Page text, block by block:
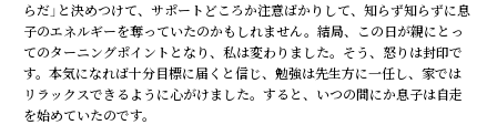
らだ」と決めつけて、サポートどころか注意ばかりして、知らず知らずに息
子のエネルギーを奪っていたのかもしれません。結局、この日が親にとっ
てのターニングポイントとなり、私は変わりました。そう、怒りは封印で
す。本気になれば十分目標に届くと信じ、勉強は先生方に一任し、家では
リラックスできるように心がけました。すると、いつの間にか息子は自走
を始めていたのです。